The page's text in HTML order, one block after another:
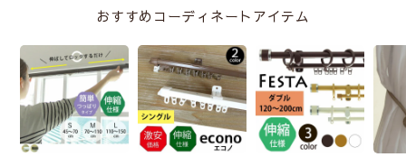
おすすめコーディネートアイテム